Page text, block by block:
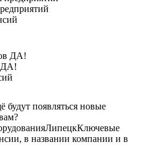
ДА!
будут появляться новые
ЛипецкКлючевые
в названии компании и в